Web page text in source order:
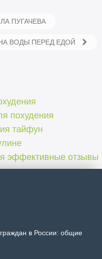
ПУГАЧЕВА
ВОДЫ ПЕРЕД ЕДОЙ
похудения
тайфун
эффективные отзывы
в России: общие